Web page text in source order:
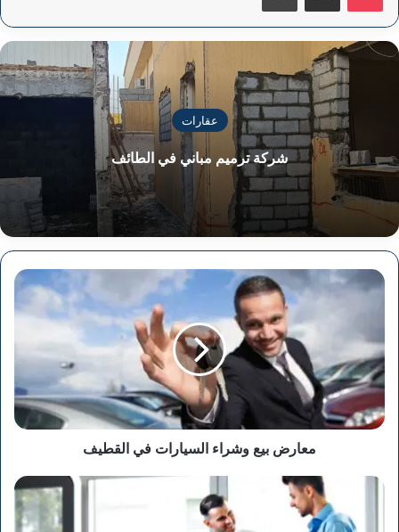
عقارات
شركة ترميم مباني في الطائف
معارض
في
القطيف
معارض بيع وشراء السيارات في القطيف
معارض